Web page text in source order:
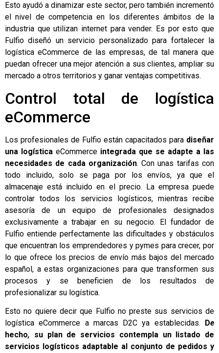
Esto ayudó a dinamizar este sector, pero también incrementó
el nivel de competencia en los diferentes ámbitos de la
industria que utilizan internet para vender. Es por esto que
Fulfio diseñó un servicio personalizado para fortalecer la
logística eCommerce de las empresas, de tal manera que
puedan ofrecer una mejor atención a sus clientes, ampliar su
mercado a otros territorios y ganar ventajas competitivas.
Control total de logística
eCommerce
Los profesionales de Fulfio están capacitados para diseñar
una logística eCommerce integrada que se adapte a las
necesidades de cada organización. Con unas tarifas con
todo incluido, solo se paga por los envíos, ya que el
almacenaje está incluido en el precio. La empresa puede
controlar todos los servicios logísticos,mientras recibe
asesoría de un equipo de profesionales designados
exclusivamente a trabajar en su negocio. El fundador de
Fulfio entiende perfectamente las dificultades y obstáculos
que encuentran los emprendedores y pymes para crecer, por
lo que ofrece los precios de envío más bajos del mercado
español, a estas organizaciones para que transformen sus
procesos y se beneficien de los resultados de
profesionalizar su logística.
Esto no quiere decir que Fulfio no preste sus servicios de
logística eCommerce a marcas D2C ya establecidas.
De
hecho, su plan de servicios contempla un listado de
servicios logísticos adaptable al conjunto de pedidos y